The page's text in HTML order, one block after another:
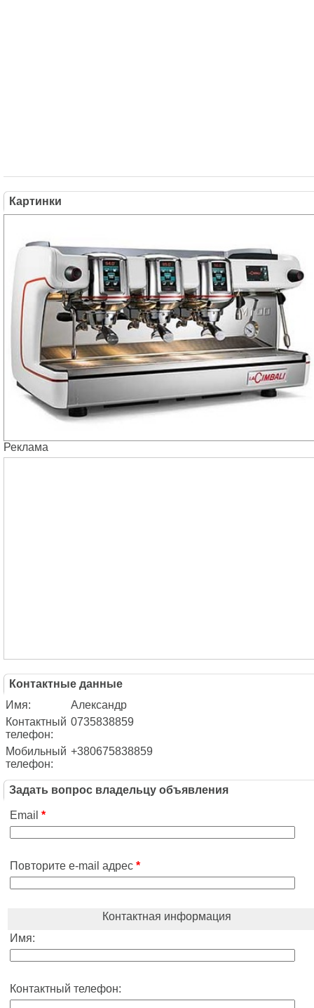
Картинки
Реклама
Контактные данные
Имя:
Александр
Контактный
телефон:
0735838859
Мобильный
телефон:
+380675838859
Задать вопрос владельцу объявления
Email *
Повторите e-mail адрес *
Контактная информация
Имя:
Контактный телефон: